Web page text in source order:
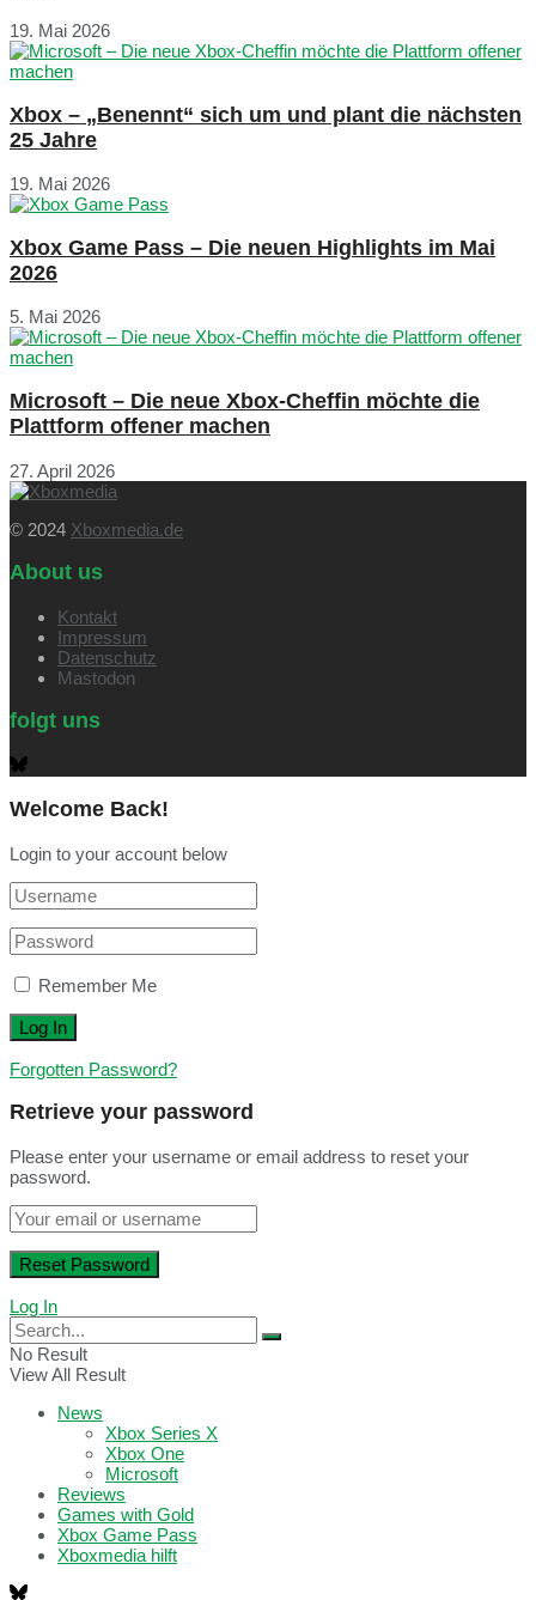
19. Mai 2026
Xbox – „Benennt“ sich um und plant die nächsten
25 Jahre
19. Mai 2026
Xbox Game Pass – Die neuen Highlights im Mai
2026
5. Mai 2026
Microsoft – Die neue Xbox-Cheffin möchte die
Plattform offener machen
27. April 2026
© 2024 Xboxmedia.de
About us
Kontakt
Impressum
Datenschutz
Mastodon
folgt uns
Welcome Back!
Login to your account below
Remember Me
Forgotten Password?
Retrieve your password
Please enter your username or email address to reset your
password.
Log In
No Result
View All Result
News
Xbox Series X
Xbox One
Microsoft
Reviews
Games with Gold
Xbox Game Pass
Xboxmedia hilft